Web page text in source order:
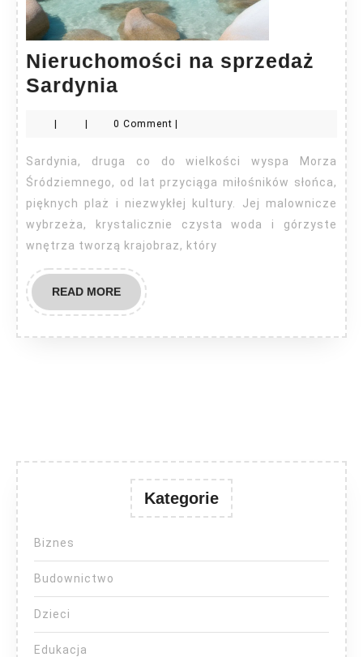
Nieruchomości na sprzedaż
Sardynia
sprzedaż
Sardynia
0 Comment
Sardynia, druga co do wielkości wyspa Morza
Śródziemnego, od lat przyciąga miłośników słońca,
pięknych plaż i niezwykłej kultury. Jej malownicze
wybrzeża, krystalicznie czysta woda i górzyste
wnętrza tworzą krajobraz, który
READ MOREREAD
MORE
Kategorie
Biznes
Budownictwo
Dzieci
Edukacja